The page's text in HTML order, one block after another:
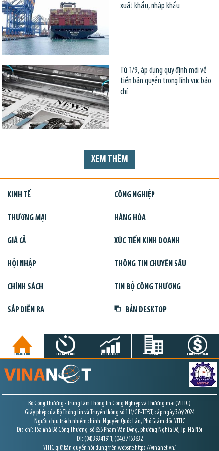
xuất khẩu, nhập khẩu
Từ 1/9, áp dụng quy định mới về
tiền bản quyền trong lĩnh vực báo
chí
XEM THÊM
KINH TẾ CÔNG NGHIỆP
THƯƠNG MẠI HÀNG HÓA
GIÁ CẢ XÚC TIẾN KINH DOANH
HỘI NHẬP THÔNG TIN CHUYÊN SÂU
CHÍNH SÁCH TIN BỘ CÔNG THƯƠNG
SẮP DIỄN RA BẢN DESKTOP
TRANG CHỦ TIN GIỜ CHÓT THỊ TRƯỜNG DỰ ÁN CHỨNG KHOÁN
Bộ Công Thương - Trung tâm Thông tin Công Nghiệp và Thương mại (VITIC)
Giấy phép của Bộ Thông tin và Truyền thông số 114/GP-TTĐT, cấp ngày 3/6/2024
Người chịu trách nhiệm chính: Nguyễn Quốc Lân, Phó Giám đốc VITIC
Địa chỉ: Tòa nhà Bộ Công Thương, số 655 Phạm Văn Đồng, phường Nghĩa Đô, Tp. Hà Nội
ĐT: (04)39341911; (04)37153632
VITIC giữ bản quyền nội dung trên website https://vinanet.vn/